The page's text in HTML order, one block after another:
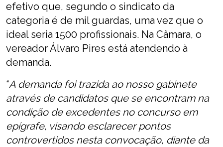
efetivo que, segundo o sindicato da
categoria é de mil guardas, uma vez que o
ideal seria 1500 profissionais. Na Câmara, o
vereador Álvaro Pires está atendendo à
demanda.
“A demanda foi trazida ao nosso gabinete
através de candidatos que se encontram na
condição de excedentes no concurso em
epígrafe, visando esclarecer pontos
controvertidos nesta convocação, diante da